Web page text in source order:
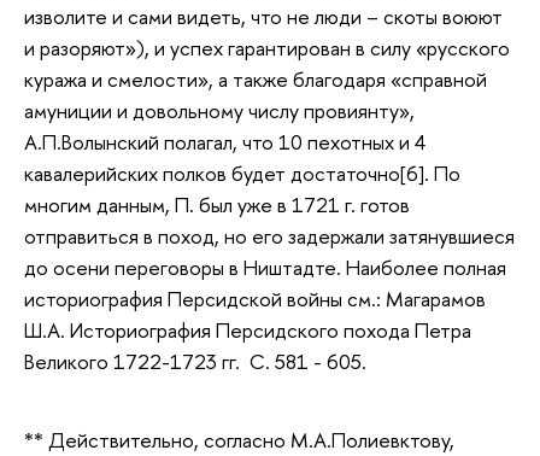
изволите и сами видеть, что не люди – скоты воюют
и разоряют»), и успех гарантирован в силу «русского
куража и смелости», а также благодаря «справной
амуниции и довольному числу провиянту»,
А.П.Волынский полагал, что 10 пехотных и 4
кавалерийских полков будет достаточно[6]. По
многим данным, П. был уже в 1721 г. готов
отправиться в поход, но его задержали затянувшиеся
до осени переговоры в Ништадте. Наиболее полная
историография Персидской войны см.: Магарамов
Ш.А. Историография Персидского похода Петра
Великого 1722-1723 гг. С. 581 - 605.
** Действительно, согласно М.А.Полиевктову,